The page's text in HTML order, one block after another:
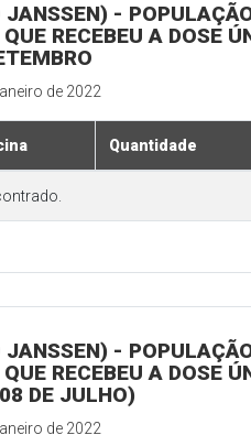
JANSSEN) -
RECEBEU A DOSE
de 2022
Quantidade
JANSSEN) -
RECEBEU A DOSE
DE JULHO)
de 2022